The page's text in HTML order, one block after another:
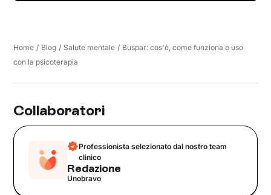
Home / Blog / Salute mentale / Buspar: cos'è, come funziona e uso
con la psicoterapia
Collaboratori
Professionista selezionato dal nostro team
clinico
Redazione
Unobravo